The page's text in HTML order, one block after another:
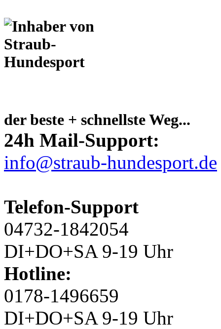
der beste + schnellste Weg...
24h Mail-Support:
info@straub-hundesport.de
Telefon-Support
04732-1842054
DI+DO+SA 9-19 Uhr
Hotline:
0178-1496659
DI+DO+SA 9-19 Uhr